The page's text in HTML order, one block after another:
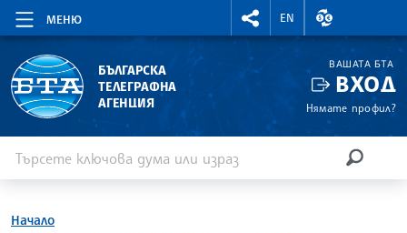
МЕНЮ
RIGHTMENU.SOCIAL
EN
ВАЛУТНИ
БЪЛГАРСКА
ТЕЛЕГРАФНА
АГЕНЦИЯ
ВАШАТА БТА
ВХОД
Нямате профил?
Начало